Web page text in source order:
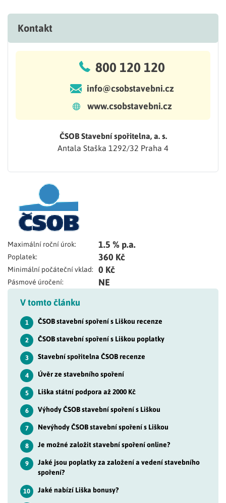
Kontakt
800 120 120
info@csobstavebni.cz
www.csobstavebni.cz
ČSOB Stavební spořitelna, a. s.
Antala Staška 1292/32 Praha 4
Maximální roční úrok: 1.5 % p.a.
Poplatek: 360 Kč
Minimální počáteční vklad: 0 Kč
Pásmové úročení:
NE
V tomto článku
1 ČSOB stavební spoření s Liškou recenze
2 ČSOB stavební spoření s Liškou poplatky
3 Stavební spořitelna ČSOB recenze
4 Úvěr ze stavebního spoření
5 Liška státní podpora až 2000 Kč
6 Výhody ČSOB stavební spoření s Liškou
7 Nevýhody ČSOB stavební spoření s Liškou
8 Je možné založit stavební spoření online?
9
Jaké jsou poplatky za založení a vedení stavebního
spoření?
10 Jaké nabízí Liška bonusy?